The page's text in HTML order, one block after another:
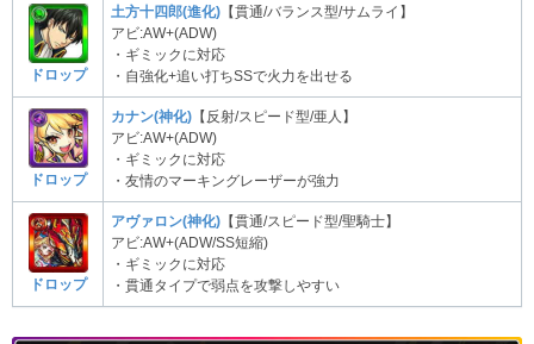
ドロップ
土方十四郎(進化) 【貫通/バランス型/サムライ】
アビ:AW+(ADW)
・ギミックに対応
・自強化+追い打ちSSで火力を出せる
ドロップ
カナン(神化) 【反射/スピード型/亜人】
アビ:AW+(ADW)
・ギミックに対応
・友情のマーキングレーザーが強力
ドロップ
アヴァロン(神化) 【貫通/スピード型/聖騎士】
アビ:AW+(ADW/SS短縮)
・ギミックに対応
・貫通タイプで弱点を攻撃しやすい